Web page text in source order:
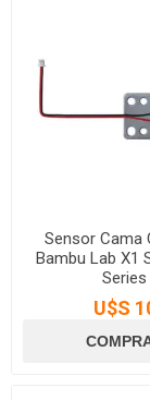
Sensor Cama
Bambu Lab X1
Series
U$S